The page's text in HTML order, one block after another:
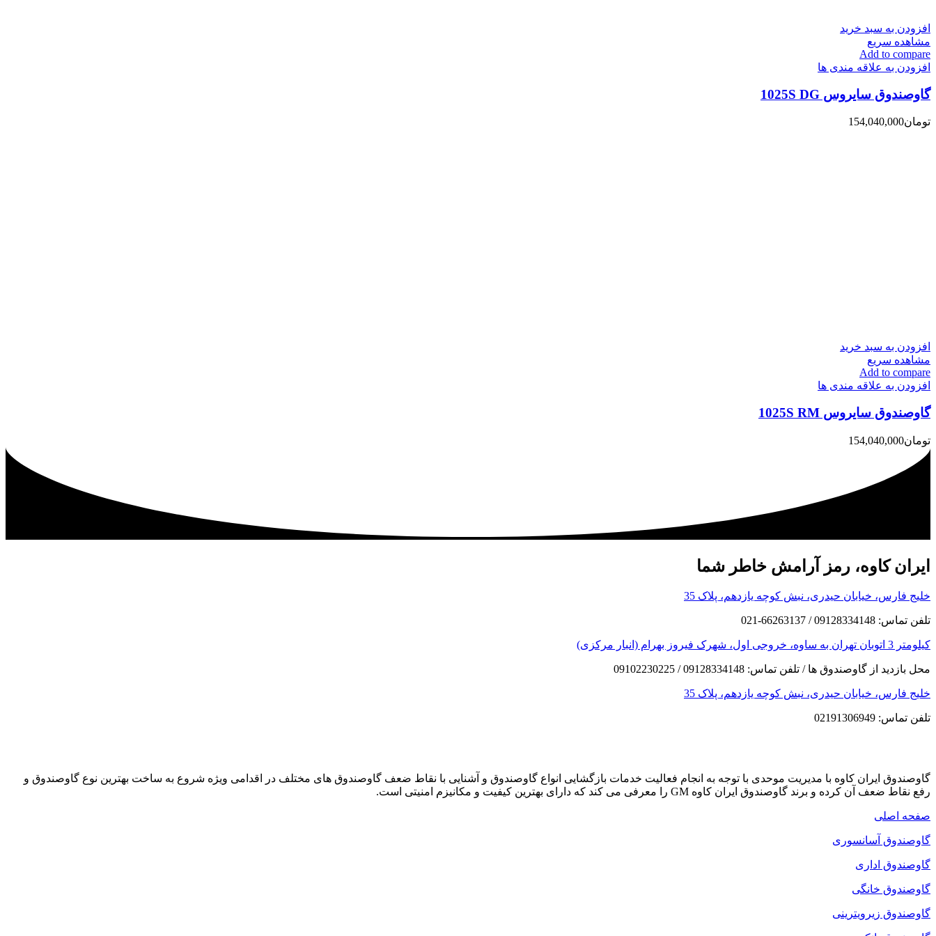
افزودن به سبد خرید
مشاهده سریع
Add to compare
افزودن به علاقه مندی ها
گاوصندوق سایروس 1025S DG
تومان154,040,000
افزودن به سبد خرید
مشاهده سریع
Add to compare
افزودن به علاقه مندی ها
گاوصندوق سایروس 1025S RM
تومان154,040,000
ایران کاوه، رمز آرامش خاطر شما
خلیج فارس، خیابان حیدری، نبش کوچه یازدهم، پلاک 35
تلفن تماس: 09128334148 / 66263137-021
کیلومتر 3 اتوبان تهران به ساوه، خروجی اول، شهرک فیروز بهرام (انبار مرکزی)
محل بازدید از گاوصندوق ها / تلفن تماس: 09128334148 / 09102230225
خلیج فارس، خیابان حیدری، نبش کوچه یازدهم، پلاک 35
تلفن تماس: 02191306949
گاوصندوق ایران کاوه با مدیریت موحدی با توجه به انجام فعالیت خدمات بازگشایی انواع گاوصندوق و آشنایی با نقاط ضعف گاوصندوق های مختلف در اقدامی ویژه شروع به ساخت بهترین نوع گاوصندوق و
رفع نقاط ضعف آن کرده و برند گاوصندوق ایران کاوه GM را معرفی می کند که دارای بهترین کیفیت و مکانیزم امنیتی است.
صفحه اصلی
گاوصندوق آسانسوری
گاوصندوق اداری
گاوصندوق خانگی
گاوصندوق زیرویترینی